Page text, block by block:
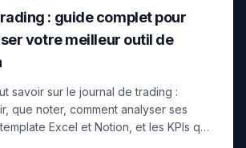
: guide complet pour
votre meilleur outil de
savoir sur le journal de trading :
que noter, comment analyser ses
Excel et Notion, et les KPIs qui